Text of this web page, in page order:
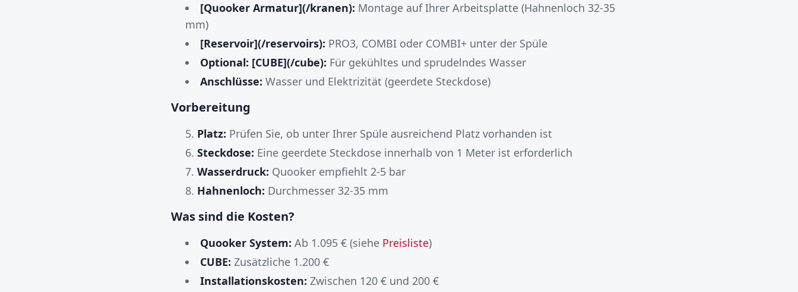
[Quooker Armatur](/kranen): Montage auf Ihrer Arbeitsplatte (Hahnenloch 32-35
mm)
[Reservoir](/reservoirs): PRO3, COMBI oder COMBI+ unter der Spüle
Optional: [CUBE](/cube): Für gekühltes und sprudelndes Wasser
Anschlüsse: Wasser und Elektrizität (geerdete Steckdose)
Vorbereitung
Platz: Prüfen Sie, ob unter Ihrer Spüle ausreichend Platz vorhanden ist
Steckdose: Eine geerdete Steckdose innerhalb von 1 Meter ist erforderlich
Wasserdruck: Quooker empfiehlt 2-5 bar
Hahnenloch: Durchmesser 32-35 mm
Was sind die Kosten?
Quooker System: Ab 1.095 € (siehe Preisliste)
CUBE: Zusätzliche 1.200 €
Installationskosten: Zwischen 120 € und 200 €